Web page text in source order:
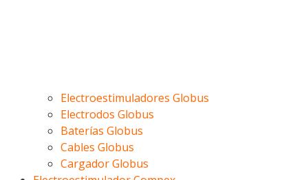
Electroestimuladores Globus
Electrodos Globus
Baterías Globus
Cables Globus
Cargador Globus